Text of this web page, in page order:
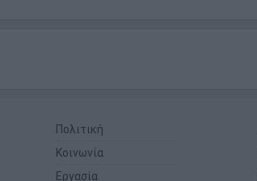
Πολιτική
Κοινωνία
Εργασία